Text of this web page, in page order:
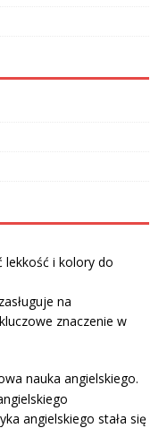
lekkość i kolory do
na
znaczenie w
nauka angielskiego.
angielskiego stała się